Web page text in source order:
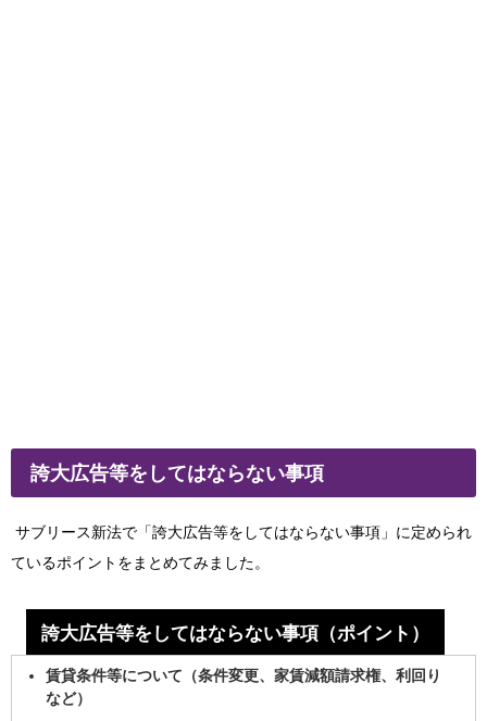
誇大広告等をしてはならない事項
サブリース新法で「誇大広告等をしてはならない事項」に定められ
ているポイントをまとめてみました。
誇大広告等をしてはならない事項（ポイント）
賃貸条件等について（条件変更、家賃減額請求権、利回り
など）